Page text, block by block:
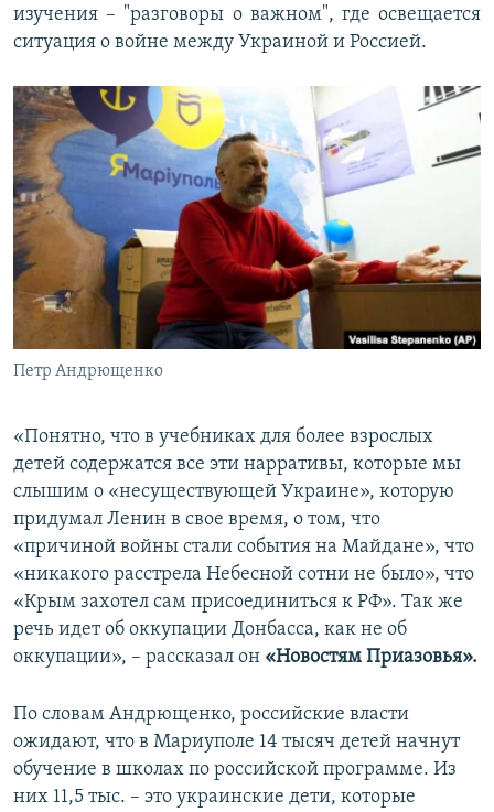
изучения – "разговоры о важном", где освещается
ситуация о войне между Украиной и Россией.
Петр Андрющенко
«Понятно, что в учебниках для более взрослых
детей содержатся все эти нарративы, которые мы
слышим о «несуществующей Украине», которую
придумал Ленин в свое время, о том, что
«причиной войны стали события на Майдане», что
«никакого расстрела Небесной сотни не было», что
«Крым захотел сам присоединиться к РФ». Так же
речь идет об оккупации Донбасса, как не об
оккупации», – рассказал он «Новостям Приазовья».
По словам Андрющенко, российские власти
ожидают, что в Мариуполе 14 тысяч детей начнут
обучение в школах по российской программе. Из
них 11,5 тыс. – это украинские дети, которые